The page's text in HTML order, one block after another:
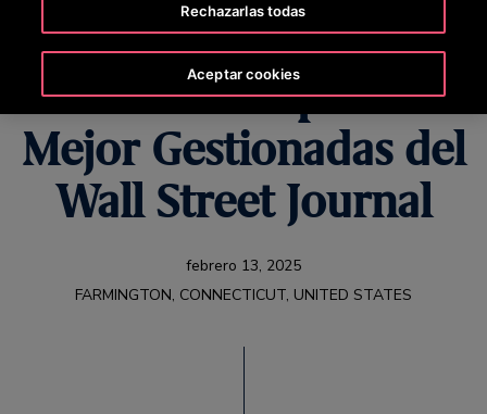
Otis Reconocida en la
Lista de Empresas
Mejor Gestionadas del
Wall Street Journal
febrero 13, 2025
FARMINGTON, CONNECTICUT, UNITED STATES
Rechazarlas todas
Aceptar cookies